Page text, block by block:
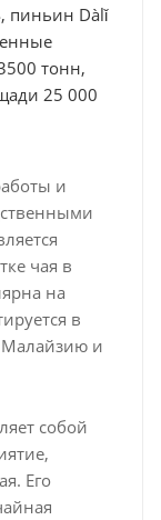
пиньин Dàlǐ
тонн,
25 000
и
чая в
на
в
и
собой
Его